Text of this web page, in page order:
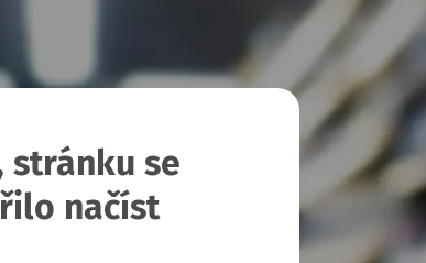
stránku se
načíst